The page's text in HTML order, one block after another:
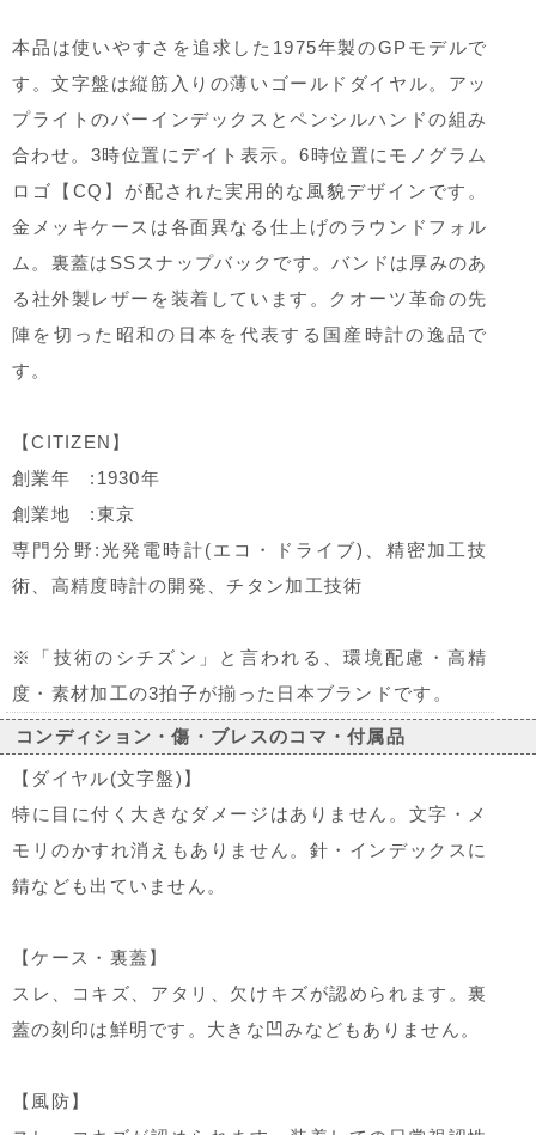
本品は使いやすさを追求した1975年製のGPモデルで
す。文字盤は縦筋入りの薄いゴールドダイヤル。アッ
プライトのバーインデックスとペンシルハンドの組み
合わせ。3時位置にデイト表示。6時位置にモノグラム
ロゴ【CQ】が配された実用的な風貌デザインです。
金メッキケースは各面異なる仕上げのラウンドフォル
ム。裏蓋はSSスナップバックです。バンドは厚みのあ
る社外製レザーを装着しています。クオーツ革命の先
陣を切った昭和の日本を代表する国産時計の逸品で
す。
【CITIZEN】
創業年 :1930年
創業地 :東京
専門分野:光発電時計(エコ・ドライブ)、精密加工技
術、高精度時計の開発、チタン加工技術
※「技術のシチズン」と言われる、環境配慮・高精
度・素材加工の3拍子が揃った日本ブランドです。
コンディション・傷・ブレスのコマ・付属品
【ダイヤル(文字盤)】
特に目に付く大きなダメージはありません。文字・メ
モリのかすれ消えもありません。針・インデックスに
錆なども出ていません。
【ケース・裏蓋】
スレ、コキズ、アタリ、欠けキズが認められます。裏
蓋の刻印は鮮明です。大きな凹みなどもありません。
【風防】